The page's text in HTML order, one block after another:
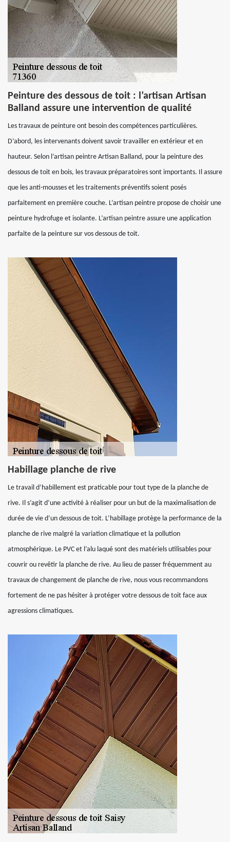
Peinture des dessous de toit : l’artisan Artisan
Balland assure une intervention de qualité
Les travaux de peinture ont besoin des compétences particulières.
D’abord, les intervenants doivent savoir travailler en extérieur et en
hauteur. Selon l’artisan peintre Artisan Balland, pour la peinture des
dessous de toit en bois, les travaux préparatoires sont importants. Il assure
que les anti-mousses et les traitements préventifs soient posés
parfaitement en première couche. L’artisan peintre propose de choisir une
peinture hydrofuge et isolante. L’artisan peintre assure une application
parfaite de la peinture sur vos dessous de toit.
Habillage planche de rive
Le travail d’habillement est praticable pour tout type de la planche de
rive. Il s’agit d’une activité à réaliser pour un but de la maximalisation de
durée de vie d’un dessous de toit. L’habillage protège la performance de la
planche de rive malgré la variation climatique et la pollution
atmosphérique. Le PVC et l’alu laqué sont des matériels utilisables pour
couvrir ou revêtir la planche de rive. Au lieu de passer fréquemment au
travaux de changement de planche de rive, nous vous recommandons
fortement de ne pas hésiter à protéger votre dessous de toit face aux
agressions climatiques.